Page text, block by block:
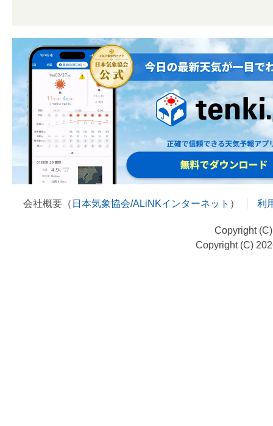
会社概要（ 日本気象協会/ALiNKインターネット ） 利
Copyright
Copyright (C)